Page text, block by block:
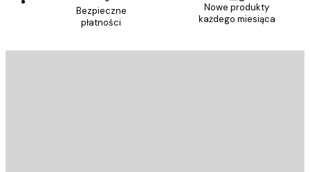
Bezpieczne
płatności
Nowe produkty
każdego miesiąca